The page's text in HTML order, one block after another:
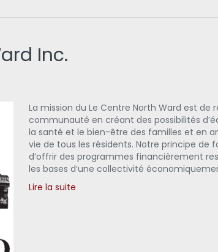
Inc.
La mission du Le Centre North Ward est de
communauté en créant des possibilités
la santé et le bien-être des familles et en
vie de tous les résidents. Notre principe de
d’offrir des programmes financièrement
les bases d’une collectivité
Lire la suite